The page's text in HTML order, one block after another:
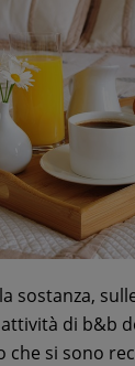
sostanza,
di b&b
che si sono